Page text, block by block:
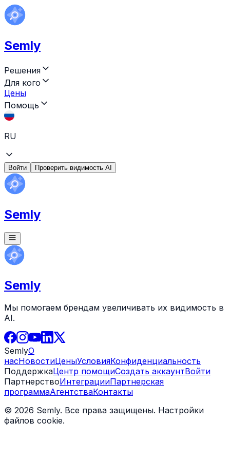
Semly
Решения
Для кого
Цены
Помощь
RU
Войти Проверить видимость AI
Semly
Semly
Мы помогаем брендам увеличивать их видимость в
AI.
SemlyО
насНовостиЦеныУсловияКонфиденциальность
ПоддержкаЦентр помощиСоздать аккаунтВойти
ПартнерствоИнтеграцииПартнерская
программаАгентстваКонтакты
© 2026 Semly. Все права защищены. Настройки
файлов cookie.